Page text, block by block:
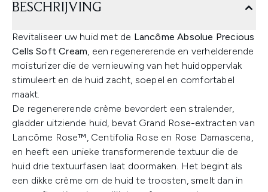
BESCHRIJVING
Revitaliseer uw huid met de Lancôme Absolue Precious
Cells Soft Cream, een regenererende en verhelderende
moisturizer die de vernieuwing van het huidoppervlak
stimuleert en de huid zacht, soepel en comfortabel
maakt.
De regenererende crème bevordert een stralender,
gladder uitziende huid, bevat Grand Rose-extracten van
Lancôme Rose™, Centifolia Rose en Rose Damascena,
en heeft een unieke transformerende textuur die de
huid drie textuurfasen laat doormaken. Het begint als
een dikke crème om de huid te troosten, smelt dan in